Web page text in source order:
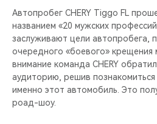
Автопробег CHERY Tiggo FL
названием «20 мужских
заслуживают цели автопробега,
очередного «боевого» крещения
внимание команда CHERY
аудиторию, решив
именно этот автомобиль. Это
роад-шоу.